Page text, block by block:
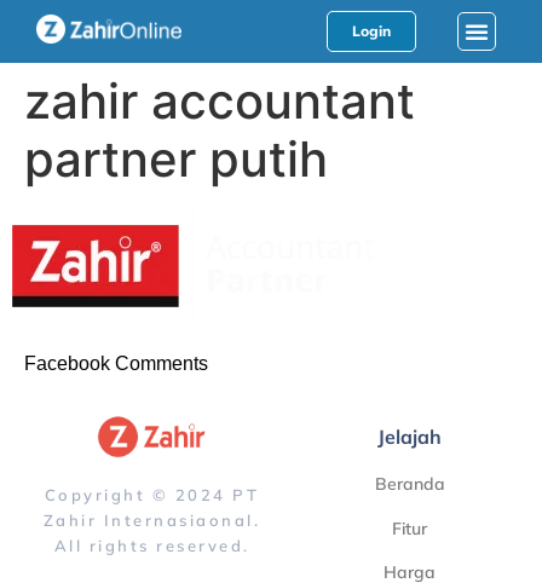
Login
zahir accountant
partner putih
Facebook Comments
Copyright © 2024 PT
Zahir Internasiaonal.
All rights reserved.
Jelajah
Beranda
Fitur
Harga